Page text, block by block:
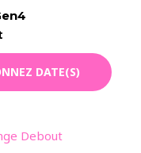
DATE(S)